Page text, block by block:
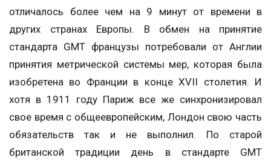
отличалось более чем на 9 минут от времени в
других странах Европы. В обмен на принятие
стандарта GMT французы потребовали от Англии
принятия метрической системы мер, которая была
изобретена во Франции в конце XVII столетия. И
хотя в 1911 году Париж все же синхронизировал
свое время с общеевропейским, Лондон свою часть
обязательств так и не выполнил. По старой
британской традиции день в стандарте GMT